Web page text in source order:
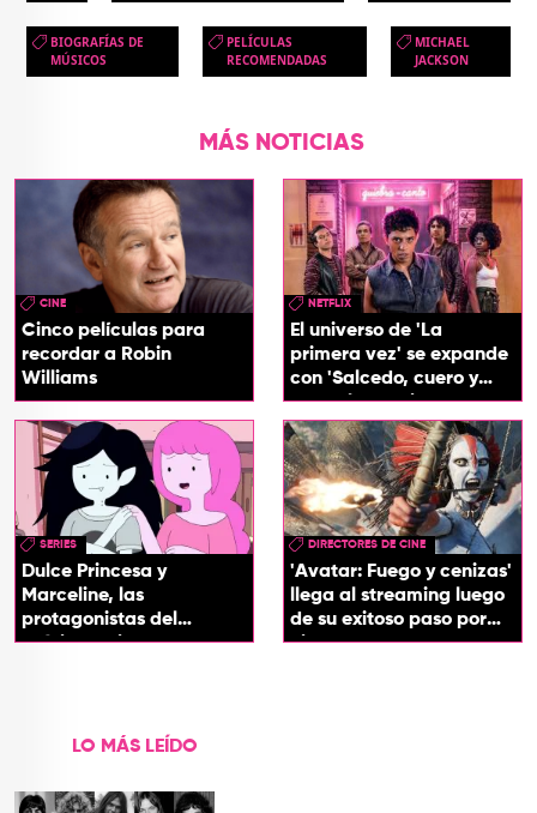
BIOGRAFÍAS DE
MÚSICOS
PELÍCULAS
RECOMENDADAS
MICHAEL
JACKSON
MÁS NOTICIAS
CINE
Cinco películas para
recordar a Robin
Williams
NETFLIX
El universo de 'La
primera vez' se expande
con 'Salcedo, cuero y
boogaloo', spin off
SERIES
Dulce Princesa y
Marceline, las
protagonistas del
próximo spin-off de 'Hora
DIRECTORES DE CINE
'Avatar: Fuego y cenizas'
llega al streaming luego
de su exitoso paso por
cines
LO MÁS LEÍDO